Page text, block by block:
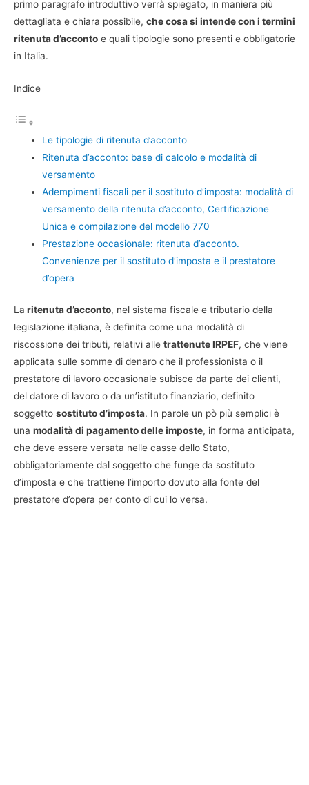
primo paragrafo introduttivo verrà spiegato, in maniera più
dettagliata e chiara possibile, che cosa si intende con i termini
ritenuta d’acconto e quali tipologie sono presenti e obbligatorie
in Italia.
Indice
Le tipologie di ritenuta d’acconto
Ritenuta d’acconto: base di calcolo e modalità di
versamento
Adempimenti fiscali per il sostituto d’imposta: modalità di
versamento della ritenuta d’acconto, Certificazione
Unica e compilazione del modello 770
Prestazione occasionale: ritenuta d’acconto.
Convenienze per il sostituto d’imposta e il prestatore
d’opera
La ritenuta d’acconto, nel sistema fiscale e tributario della
legislazione italiana, è definita come una modalità di
riscossione dei tributi, relativi alle trattenute IRPEF, che viene
applicata sulle somme di denaro che il professionista o il
prestatore di lavoro occasionale subisce da parte dei clienti,
del datore di lavoro o da un’istituto finanziario, definito
soggetto sostituto d’imposta. In parole un pò più semplici è
una modalità di pagamento delle imposte, in forma anticipata,
che deve essere versata nelle casse dello Stato,
obbligatoriamente dal soggetto che funge da sostituto
d’imposta e che trattiene l’importo dovuto alla fonte del
prestatore d’opera per conto di cui lo versa.